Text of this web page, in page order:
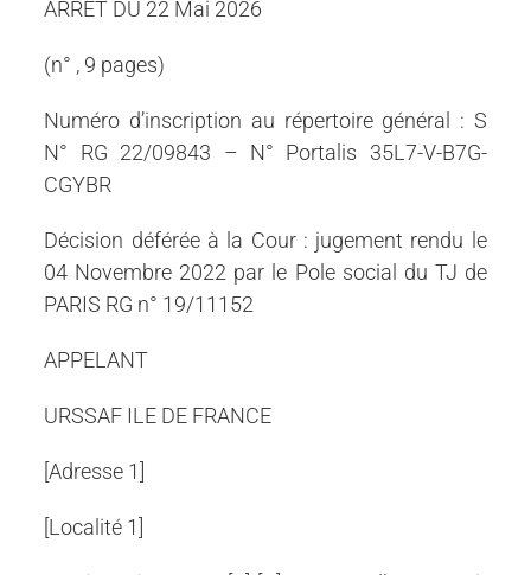
ARRÊT DU 22 Mai 2026
(n° , 9 pages)
Numéro d’inscription au répertoire général : S
N° RG 22/09843 – N° Portalis 35L7-V-B7G-
CGYBR
Décision déférée à la Cour : jugement rendu le
04 Novembre 2022 par le Pole social du TJ de
PARIS RG n° 19/11152
APPELANT
URSSAF ILE DE FRANCE
[Adresse 1]
[Localité 1]